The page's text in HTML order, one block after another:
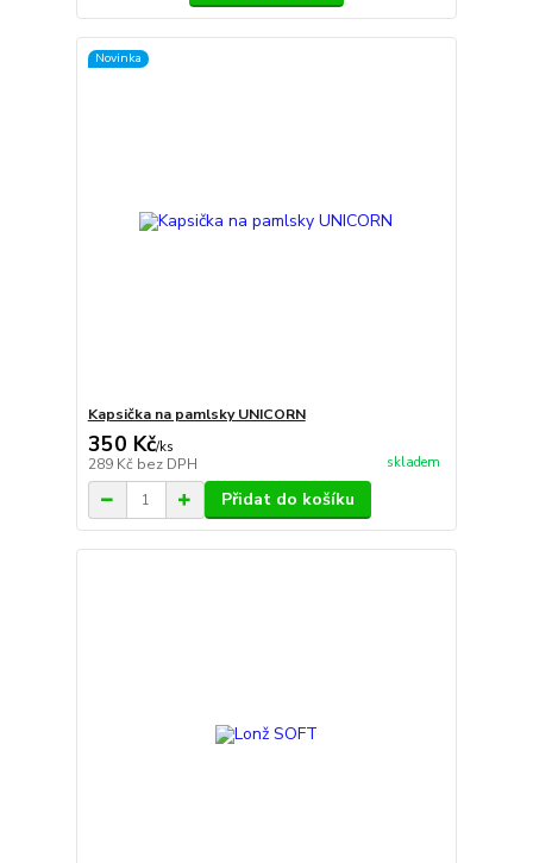
Novinka
Kapsička na pamlsky UNICORN
350 Kč/ks
289 Kč bez DPH skladem
Přidat do košíku